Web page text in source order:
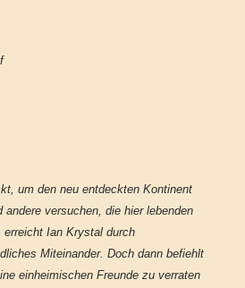
um den neu entdeckten Kontinent
andere versuchen, die hier lebenden
erreicht Ian Krystal durch
Miteinander. Doch dann befiehlt
einheimischen Freunde zu verraten